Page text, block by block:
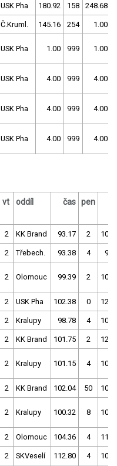
USK Pha 180.92 158 248.68
Č.Kruml. 145.16 254 1.00
USK Pha 1.00 999 1.00
USK Pha 4.00 999 4.00
USK Pha 4.00 999 4.00
USK Pha 4.00 999 4.00
vt oddíl čas pen
2 KK Brand 93.17 2
2 Třebech. 93.38 4
2 Olomouc 99.39 2
2 USK Pha 102.38 0
2 Kralupy 98.78 4
2 KK Brand 101.75 2
2 Kralupy 101.15 4
2 KK Brand 102.04 50
2 Kralupy 100.32 8
2 Olomouc 104.36 4
2 SKVeselí 112.80 4